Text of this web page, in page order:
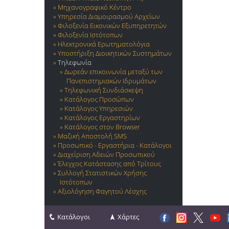
Μηχανογραφικό Κέντρο
Υπηρεσία Διαμοιρασμού Αρχείων
Φιλοξενία Εικονικών Εξυπηρετητών
Φιλοξενία Ιστότοπων
Ηλεκτρονικά Ερωτηματολόγια
Υποστήριξη Διοικητικών Συστημάτων
Τηλεφωνία
Δωρεάν επικοινωνία μεταξύ των
Πανεπιστημιακών Ιδρυμάτων
Τηλεφωνική Συνδιάσκεψη
Κατάλογος Προσώπων
Κατάλογος Υπηρεσιών
Κατάλογος Εργαστηρίων
Κατάλογος στον Browser
Μαζική Αποστολή SMS
Προσωπικό - Εργαστήρια - Κατάλογοι
Διαχείριση Αδειών Προσωπικού
Έλεγχος Κατάστασης από Τρίτους
Συλλογή Στατιστικών Χρήσης
Ιστότοπων
Αξιολόγηση Φαγητού Λέσχης
Κατάλογοι Χάρτες